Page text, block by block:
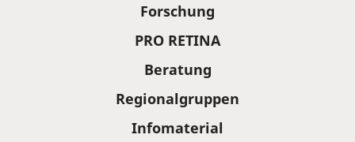
Forschung
PRO RETINA
Beratung
Regionalgruppen
Infomaterial